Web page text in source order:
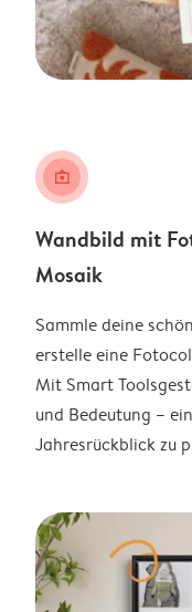
wall_art
Wandbild mit
Mosaik
Sammle deine
erstelle eine
Mit Smart
und Bedeutung –
Jahresrückblick zu